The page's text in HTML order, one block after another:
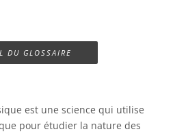
DU GLOSSAIRE
est une science qui utilise
pour étudier la nature des